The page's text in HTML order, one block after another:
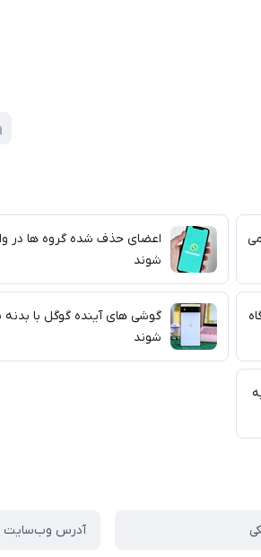
اعضای حذف شده گروه ها در
شوند
گوشی های آینده گوگل با
شوند